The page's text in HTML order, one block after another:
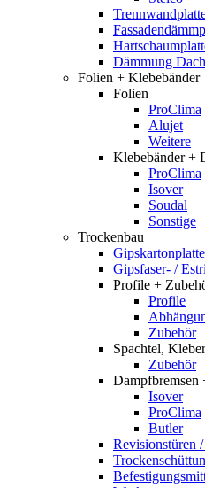
Dämmung
Folien + Klebebänder
Folien
ProClima
Alujet
Weitere
Klebebänder +
ProClima
Isover
Soudal
Sonstige
Trockenbau
Gipsfaser- /
Profile +
Profile
Zubehör
Spachtel, Kleber
Zubehör
Dampfbremsen
Isover
ProClima
Butler
Revisionstüren